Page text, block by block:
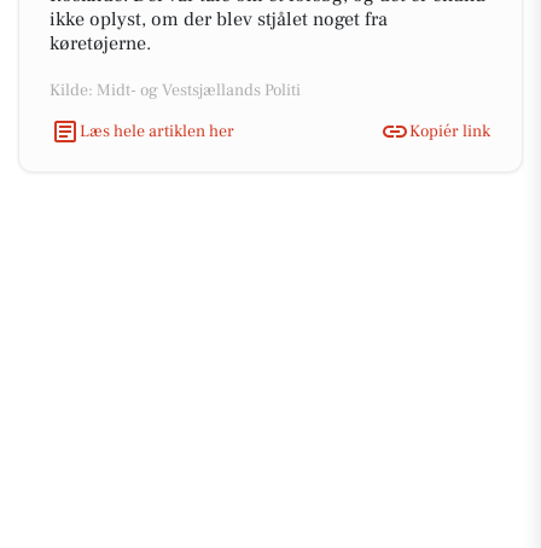
ikke oplyst, om der blev stjålet noget fra
køretøjerne.
Kilde: Midt- og Vestsjællands Politi
Læs hele artiklen her
Kopiér link